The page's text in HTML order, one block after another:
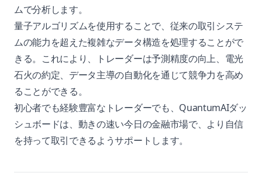
ムで分析します。
量子アルゴリズムを使用することで、従来の取引システ
ムの能力を超えた複雑なデータ構造を処理することがで
きる。これにより、トレーダーは予測精度の向上、電光
石火の約定、データ主導の自動化を通じて競争力を高め
ることができる。
初心者でも経験豊富なトレーダーでも、QuantumAIダッ
シュボードは、動きの速い今日の金融市場で、より自信
を持って取引できるようサポートします。